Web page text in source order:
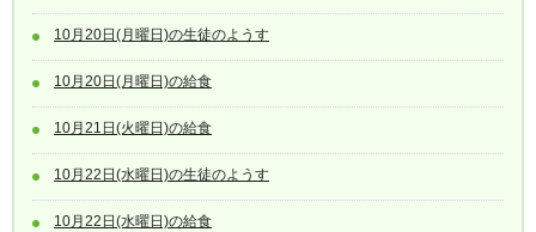
10月20日(月曜日)の生徒のようす
10月20日(月曜日)の給食
10月21日(火曜日)の給食
10月22日(水曜日)の生徒のようす
10月22日(水曜日)の給食